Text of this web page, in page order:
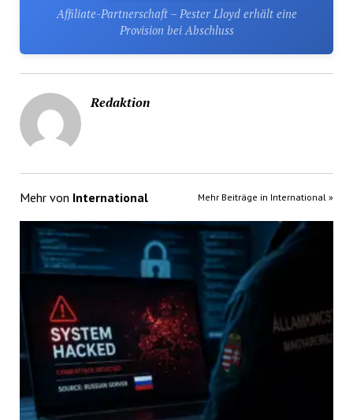
Affiliate-Partnerschaft – Pester Lloyd erhält eine
Provision bei Abschluss
Redaktion
Mehr von International Mehr Beiträge in International »